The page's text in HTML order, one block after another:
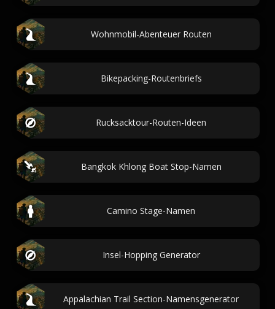
Wohnmobil-Abenteuer Routen
Bikepacking-Routenbriefs
Rucksacktour-Routen-Ideen
Bangkok Khlong Boat Stop-Namen
Camino Stage-Namen
Insel-Hopping Generator
Appalachian Trail Section-Namensgenerator